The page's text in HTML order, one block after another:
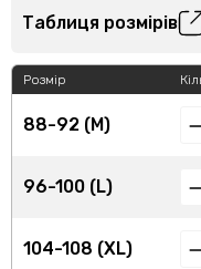
Таблиця розмірів
Розмір
88-92 (M)
96-100 (L)
104-108 (XL)